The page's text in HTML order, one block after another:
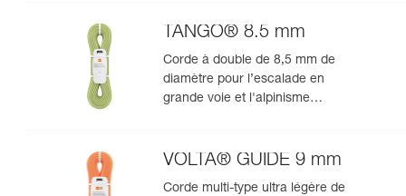
TANGO® 8.5 mm
Corde à double de 8,5 mm de
diamètre pour l’escalade en
grande voie et l'alpinisme
VOLTA® GUIDE 9 mm
Corde multi-type ultra légère de